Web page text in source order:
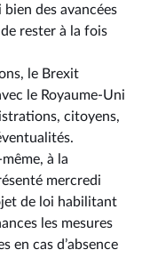
des avancées
rester à la fois
le Brexit
le Royaume-Uni
citoyens,
à la
mercredi
de loi habilitant
les mesures
en cas d’absence